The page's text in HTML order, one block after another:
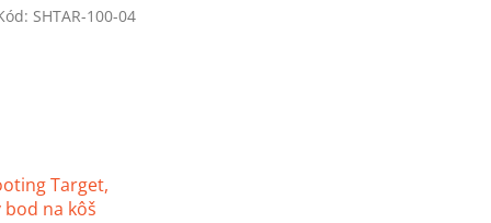
Target,
na kôš
SHTAR-100-04